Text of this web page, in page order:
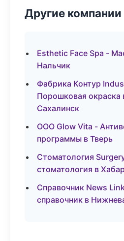
Другие компании
Esthetic Face Spa -
Нальчик
Фабрика Контур
Порошковая
Сахалинск
ООО Glow Vita -
программы в Тверь
Стоматология
стоматология в
Справочник News
справочник в